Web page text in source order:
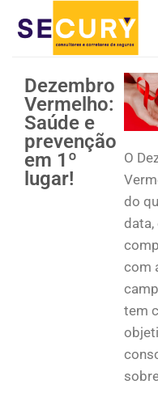
Dezembro
Vermelho:
Saúde e
prevenção
em 1º
lugar!
O
do
data,
com
tem